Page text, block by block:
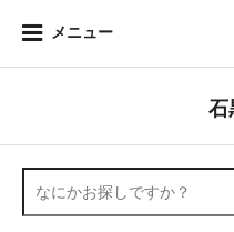
メニュー
石